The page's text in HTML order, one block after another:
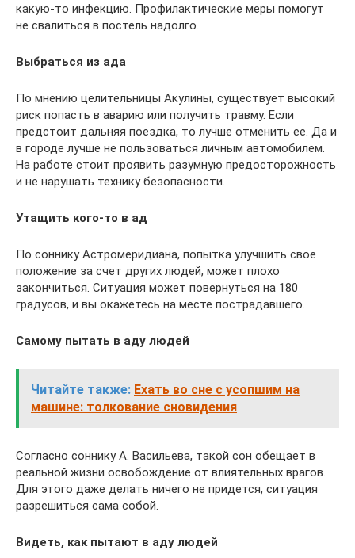
какую-то инфекцию. Профилактические меры помогут
не свалиться в постель надолго.
Выбраться из ада
По мнению целительницы Акулины, существует высокий
риск попасть в аварию или получить травму. Если
предстоит дальняя поездка, то лучше отменить ее. Да и
в городе лучше не пользоваться личным автомобилем.
На работе стоит проявить разумную предосторожность
и не нарушать технику безопасности.
Утащить кого-то в ад
По соннику Астромеридиана, попытка улучшить свое
положение за счет других людей, может плохо
закончиться. Ситуация может повернуться на 180
градусов, и вы окажетесь на месте пострадавшего.
Самому пытать в аду людей
Читайте также: Ехать во сне с усопшим на
машине: толкование сновидения
Согласно соннику А. Васильева, такой сон обещает в
реальной жизни освобождение от влиятельных врагов.
Для этого даже делать ничего не придется, ситуация
разрешиться сама собой.
Видеть, как пытают в аду людей